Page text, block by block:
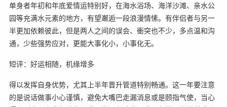
单身者年初和年底爱情运特别好，在海水浴场、海洋沙滩、亲水公
园等充满水元素的地方，有望邂逅一段浪漫情愫。有伴侣者与另一
半更加依赖彼此，但是两人之间的误会、衝突也不少，多点温和沟
通，少些强势应对，更能大事化小，小事化无。
短评：好运相随，机缘增多
得以发挥自身优势，尤其上半年晋升管道特别畅通。这一年要注意
的是说话做事小心谨慎，避免大嘴巴走漏消息或是颐指气使，当心